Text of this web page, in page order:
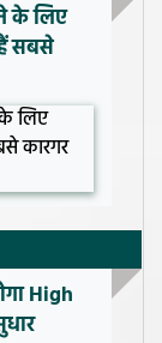
के लिए
सबसे
High